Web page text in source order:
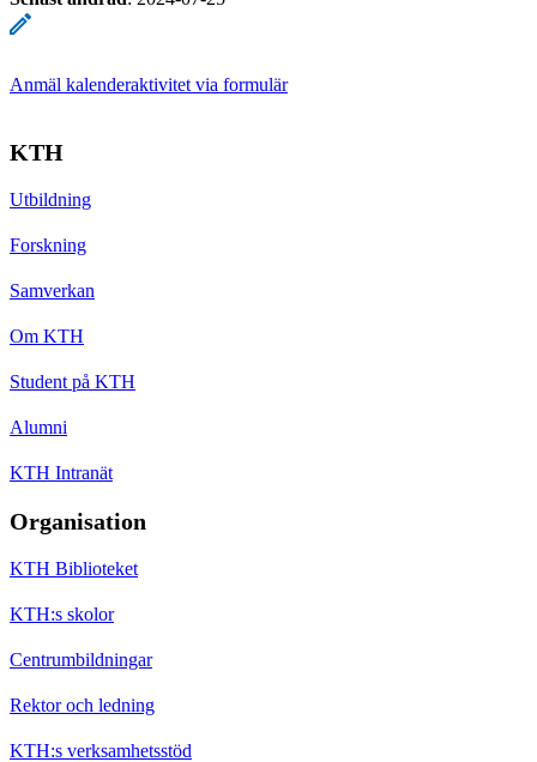
Anmäl kalenderaktivitet via formulär
KTH
Utbildning
Forskning
Samverkan
Om KTH
Student på KTH
Alumni
KTH Intranät
Organisation
KTH Biblioteket
KTH:s skolor
Centrumbildningar
Rektor och ledning
KTH:s verksamhetsstöd